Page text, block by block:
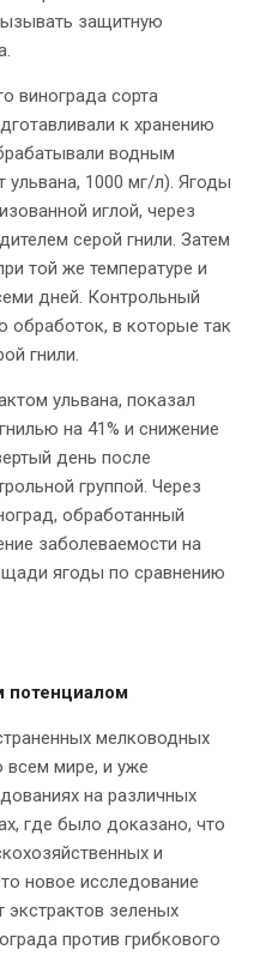
защитную
винограда сорта
к хранению
водным
ульвана, 1000 мг/л). Ягоды
иглой, через
серой гнили. Затем
той же температуре и
дней. Контрольный
обработок, в которые так
гнили.
ульвана, показал
на 41% и снижение
день после
группой. Через
обработанный
заболеваемости на
ягоды по сравнению
потенциалом
мелководных
всем мире, и уже
на различных
где было доказано, что
и
новое исследование
зеленых
против грибкового